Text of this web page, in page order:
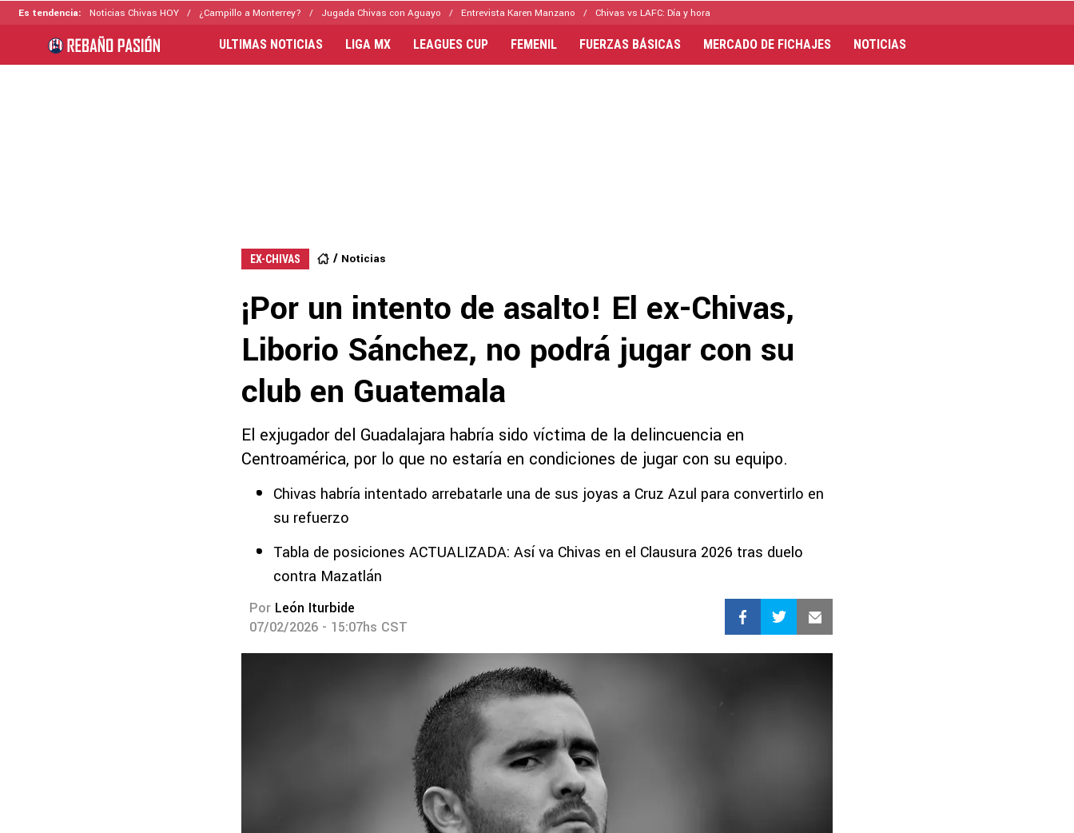
Es tendencia: Noticias Chivas HOY ¿Campillo a Monterrey? Jugada Chivas con Aguayo Entrevista Karen Manzano Chivas vs LAFC: Día y hora
ULTIMAS NOTICIAS LIGA MX LEAGUES CUP FEMENIL FUERZAS BÁSICAS MERCADO DE FICHAJES NOTICIAS
EX-CHIVAS Noticias
¡Por un intento de asalto! El ex-Chivas,
Liborio Sánchez, no podrá jugar con su
club en Guatemala
El exjugador del Guadalajara habría sido víctima de la delincuencia en
Centroamérica, por lo que no estaría en condiciones de jugar con su equipo.
Chivas habría intentado arrebatarle una de sus joyas a Cruz Azul para convertirlo en
su refuerzo
Tabla de posiciones ACTUALIZADA: Así va Chivas en el Clausura 2026 tras duelo
contra Mazatlán
Por León Iturbide
07/02/2026 - 15:07hs CST